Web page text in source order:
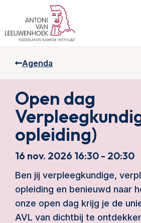
Agenda
Open dag
opleiding)
16 nov. 2026 16:30 - 20:30
Ben jij verpleegkundige,
opleiding en benieuwd naar
onze open dag krijg je de
AVL van dichtbij te